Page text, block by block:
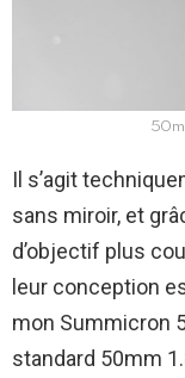
Il s’agit
sans miroir, et
d’objectif plus
leur conception
mon Summicron
standard 50mm